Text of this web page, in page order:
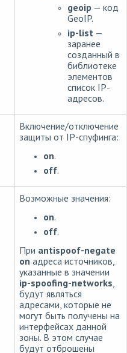
geoip — код
GeoIP.
ip-list —
заранее
созданный в
библиотеке
элементов
список IP-
адресов.
Включение/отключение
защиты от IP-спуфинга:
on.
off.
Возможные значения:
on.
off.
При antispoof-negate
on адреса источников,
указанные в значении
ip-spoofing-networks
будут являться
адресами, которые не
могут быть получены на
интерфейсах данной
зоны. В этом случае
будут отброшены